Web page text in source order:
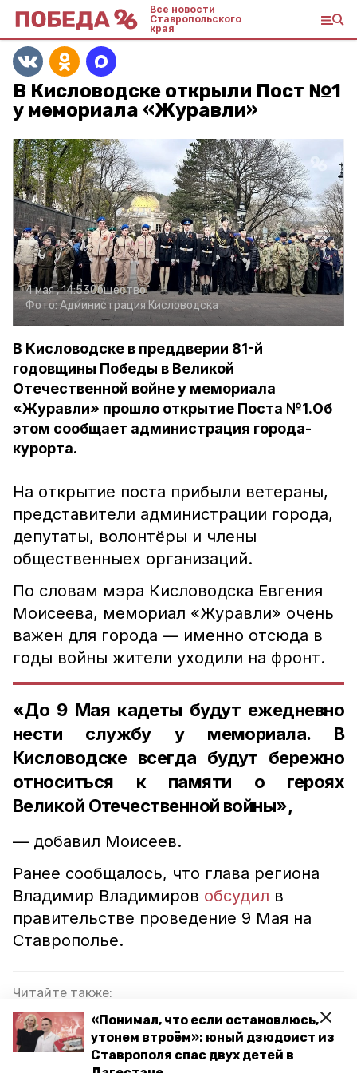
«Понимал, что если остановлюсь,
утонем втроём»: юный дзюдоист из
Ставрополя спас двух детей в
Все новости
Ставропольского
края
В Кисловодске открыли Пост №1
у мемориала «Журавли»
4 мая , 14:53Общество
Фото:Администрация Кисловодска
В Кисловодске в преддверии 81-й
годовщины Победы в Великой
Отечественной войне у мемориала
«Журавли» прошло открытие Поста №1.Об
этом сообщает администрация города-
курорта.
На открытие поста прибыли ветераны,
представители администрации города,
депутаты, волонтёры и члены
общественныех организаций.
По словам мэра Кисловодска Евгения
Моисеева, мемориал «Журавли» очень
важен для города — именно отсюда в
годы войны жители уходили на фронт.
«До 9 Мая кадеты будут ежедневно
нести службу у мемориала. В
Кисловодске всегда будут бережно
относиться к памяти о героях
Великой Отечественной войны»,
— добавил Моисеев.
Ранее сообщалось, что глава региона
Владимир Владимиров обсудил в
правительстве проведение 9 Мая на
Ставрополье.
Читайте также:
Глава Железноводска разъяснил горожанам
логику брендбука к 9 Мая
Около 1,3 тыс. велосипедистов пронесли Знамя